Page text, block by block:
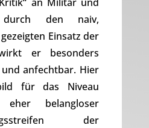
den naiv,
Einsatz der
er besonders
anfechtbar. Hier
für das Niveau
eher belangloser
der